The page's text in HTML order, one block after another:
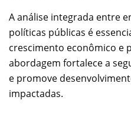
A análise integrada entre
políticas públicas é
crescimento econômico e
abordagem fortalece a
e promove
impactadas.